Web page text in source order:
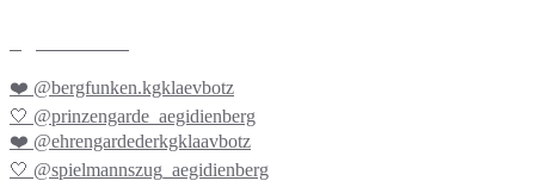
❤️ @bergfunken.kgklaevbotz
🤍 @prinzengarde_aegidienberg
❤️ @ehrengardederkgklaavbotz
🤍 @spielmannszug_aegidienberg